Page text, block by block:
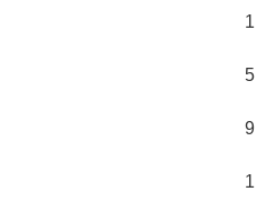
1
5
9
1